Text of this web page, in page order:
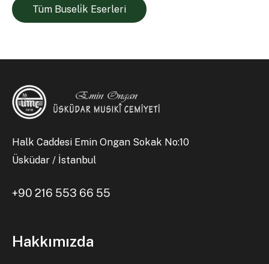
Tüm Buseli̇k Eserleri
Halk Caddesi Emin Ongan Sokak No:10
Üsküdar / İstanbul
+90 216 553 66 55
Hakkımızda